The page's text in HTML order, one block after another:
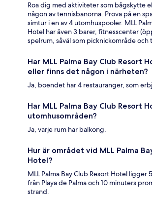
Roa dig med aktiviteter som bågskytte
någon av tennisbanorna. Prova på en
simtur i en av 4 utomhuspooler. MLL
Hotel har även 3 barer, fitnesscenter
spelrum, såväl som picknickområde och
Har MLL Palma Bay Club Resort
eller finns det någon i närheten?
Ja, boendet har 4 restauranger, som
Har MLL Palma Bay Club Resort
utomhusområden?
Ja, varje rum har balkong.
Hur är området vid MLL Palma
Hotel?
MLL Palma Bay Club Resort Hotel ligger
från Playa de Palma och 10 minuters
strand.